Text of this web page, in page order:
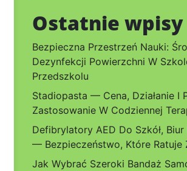
Ostatnie wpisy
Bezpieczna Przestrzeń Nauki:
Dezynfekcji Powierzchni W
Przedszkolu
Stadiopasta — Cena, Działanie I
Zastosowanie W Codziennej
Defibrylatory AED Do Szkół,
— Bezpieczeństwo, Które Ratuje
Jak Wybrać Szeroki Bandaż